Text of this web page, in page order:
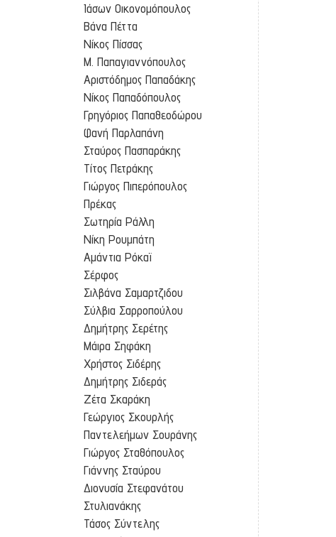
Ιάσων Οικονομόπουλος
Βάνα Πέττα
Νίκος Πίσσας
Μ. Παπαγιαννόπουλος
Αριστόδημος Παπαδάκης
Νίκος Παπαδόπουλος
Γρηγόριος Παπαθεοδώρου
Φανή Παρλαπάνη
Σταύρος Πασπαράκης
Τίτος Πετράκης
Γιώργος Πιπερόπουλος
Πρέκας
Σωτηρία Ράλλη
Νίκη Ρουμπάτη
Αμάντια Ρόκαϊ
Σέρφος
Σιλβάνα Σαμαρτζιδου
Σύλβια Σαρροπούλου
Δημήτρης Σερέτης
Μάιρα Σηφάκη
Χρήστος Σιδέρης
Δημήτρης Σιδεράς
Ζέτα Σκαράκη
Γεώργιος Σκουρλής
Παντελεήμων Σουράνης
Γιώργος Σταθόπουλος
Γιάννης Σταύρου
Διονυσία Στεφανάτου
Στυλιανάκης
Τάσος Σύντελης